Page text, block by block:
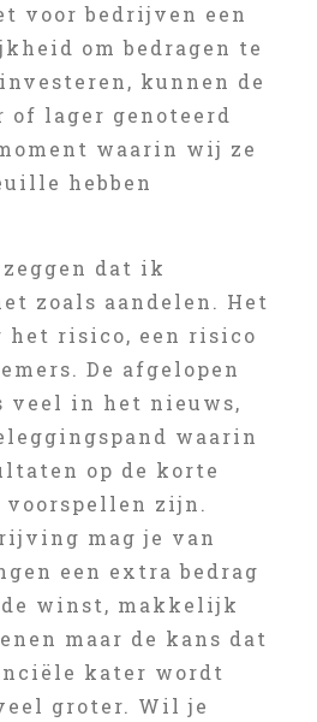
voor bedrijven een
om bedragen te
kunnen de
of lager genoteerd
waarin wij ze
hebben
dat ik
zoals aandelen. Het
het risico, een risico
De afgelopen
veel in het nieuws,
waarin
op de korte
zijn.
mag je van
een extra bedrag
winst, makkelijk
maar de kans dat
kater wordt
groter. Wil je